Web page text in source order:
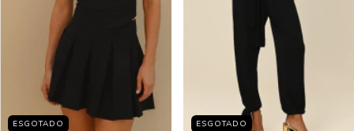
ESGOTADO ESGOTADO